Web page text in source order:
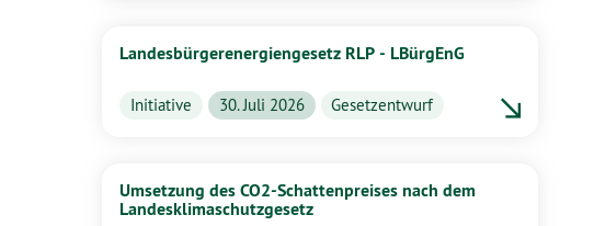
Landesbürgerenergiengesetz RLP - LBürgEnG
Initiative 30. Juli 2026 Gesetzentwurf
Umsetzung des CO2-Schattenpreises nach dem
Landesklimaschutzgesetz